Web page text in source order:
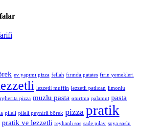
ev yapımı pizza fellah fırında patates fırın yemekleri
lezzetli muffin lezzetli patlıcan limonlu
pizza muzlu pasta oturtma palamut pasta
pileli pileli peynirli börek pizza pratik
pratik ve lezzetli reyhanlı sos sade pilav soya soslu